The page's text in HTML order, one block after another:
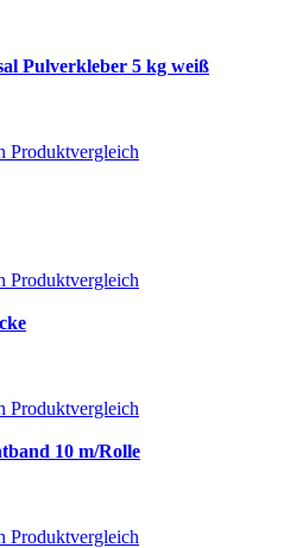
Pulverkleber 5 kg weiß
Produktvergleich
Produktvergleich
Produktvergleich
10 m/Rolle
Produktvergleich